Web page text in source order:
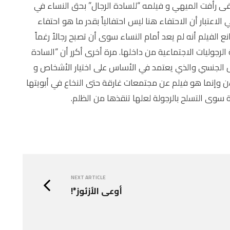
رأفت الميهي و فيلمه “للسادة الرجال” بحق النساء في
أن الاحتفاء هنا ليس احتفالياً بقدر ما هو احتفاء
أنه لم يعد أمام النساء سوى أن تصبح رجالاً رغماً
الاجتماعية من داخلها. مرة أخرى أكرر أن “السادة
الجنسي والذي يعتمد في الأساس على اختيار الأشخاص و
وإنما هو فيلم عن مجتمعات غارقة حتى النخاع في أبويتها
التسلح بالرجولة لعلها تنقذها من الظلم.
NEXT ARTICLE
أوعى الأزئوز*!